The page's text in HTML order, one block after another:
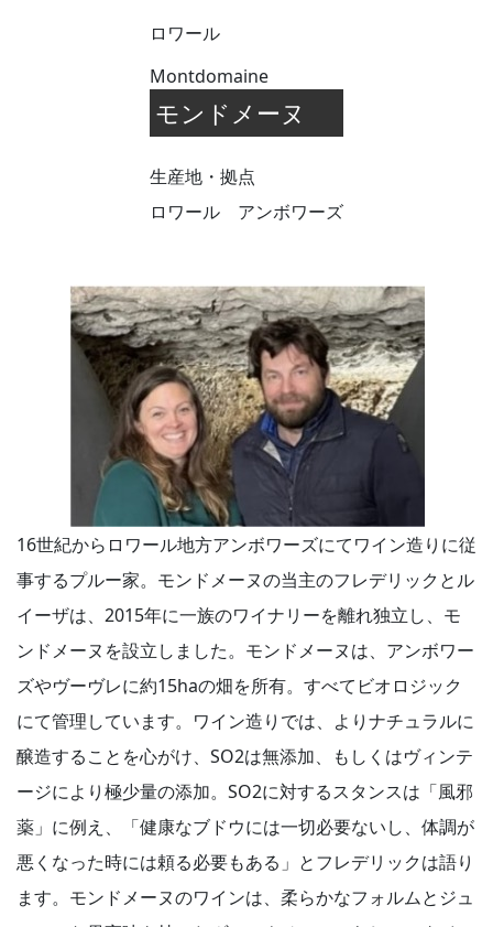
ロワール
Montdomaine
モンドメーヌ
生産地・拠点
ロワール アンボワーズ
16世紀からロワール地方アンボワーズにてワイン造りに従
事するプルー家。モンドメーヌの当主のフレデリックとル
イーザは、2015年に一族のワイナリーを離れ独立し、モ
ンドメーヌを設立しました。モンドメーヌは、アンボワー
ズやヴーヴレに約15haの畑を所有。すべてビオロジック
にて管理しています。ワイン造りでは、よりナチュラルに
醸造することを心がけ、SO2は無添加、もしくはヴィンテ
ージにより極少量の添加。SO2に対するスタンスは「風邪
薬」に例え、「健康なブドウには一切必要ないし、体調が
悪くなった時には頼る必要もある」とフレデリックは語り
ます。モンドメーヌのワインは、柔らかなフォルムとジュ